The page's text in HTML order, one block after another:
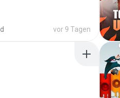
vor 9 Tagen